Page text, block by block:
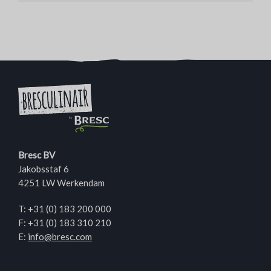
Bresc BV
Jakobsstaf 6
4251 LW Werkendam
T: +31 (0) 183 200 000
F: +31 (0) 183 310 210
E: info@bresc.com